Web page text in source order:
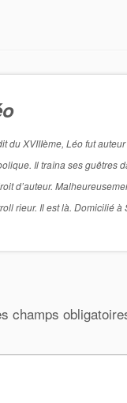
du XVIIIème, Léo fut
Il traîna ses guêtres
d’auteur.
rieur. Il est là. Domicilié
champs